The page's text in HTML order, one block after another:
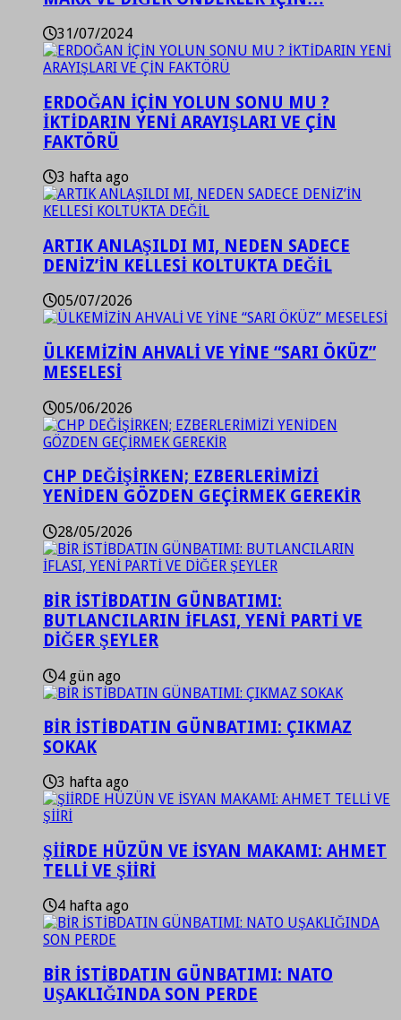
31/07/2024
ERDOĞAN İÇİN YOLUN SONU MU ?
İKTİDARIN YENİ ARAYIŞLARI VE ÇİN
FAKTÖRÜ
3 hafta ago
ARTIK ANLAŞILDI MI, NEDEN SADECE
DENİZ’İN KELLESİ KOLTUKTA DEĞİL
05/07/2026
ÜLKEMİZİN AHVALİ VE YİNE “SARI ÖKÜZ”
MESELESİ
05/06/2026
CHP DEĞİŞİRKEN; EZBERLERİMİZİ
YENİDEN GÖZDEN GEÇİRMEK GEREKİR
28/05/2026
BİR İSTİBDATIN GÜNBATIMI:
BUTLANCILARIN İFLASI, YENİ PARTİ VE
DİĞER ŞEYLER
4 gün ago
BİR İSTİBDATIN GÜNBATIMI: ÇIKMAZ
SOKAK
3 hafta ago
ŞİİRDE HÜZÜN VE İSYAN MAKAMI: AHMET
TELLİ VE ŞİİRİ
4 hafta ago
BİR İSTİBDATIN GÜNBATIMI: NATO
UŞAKLIĞINDA SON PERDE